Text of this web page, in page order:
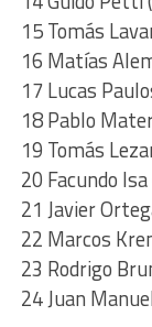
15 Tomás
16 Matías
17 Lucas
18 Pablo
19 Tomás
20 Facundo
21 Javier
22 Marcos
23 Rodrigo
24 Juan